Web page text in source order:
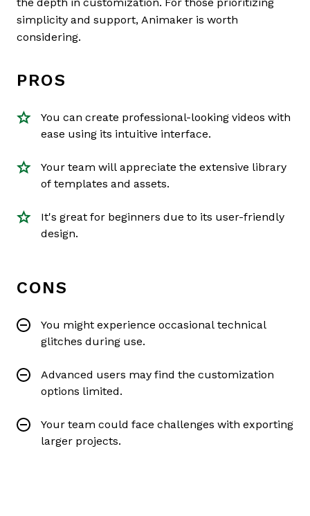
simplicity and support, Animaker is worth
considering.
PROS
You can create professional-looking videos with
ease using its intuitive interface.
Your team will appreciate the extensive library
of templates and assets.
It's great for beginners due to its user-friendly
design.
CONS
You might experience occasional technical
glitches during use.
Advanced users may find the customization
options limited.
Your team could face challenges with exporting
larger projects.